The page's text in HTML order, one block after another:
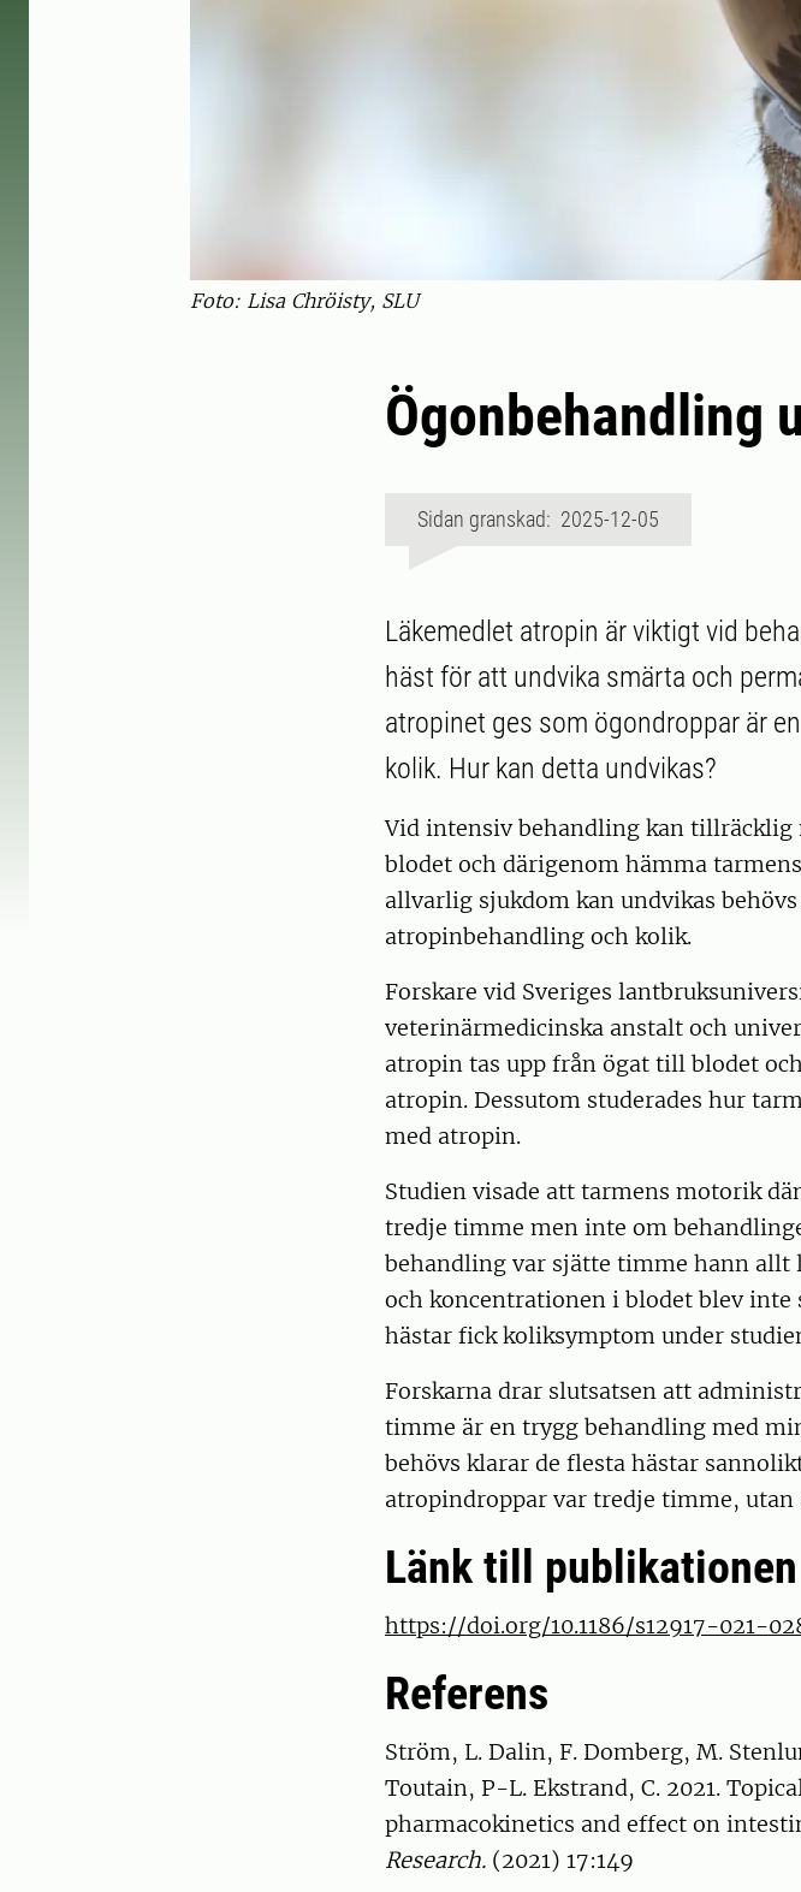
Foto: Lisa Chröisty, SLU
Ögonbehandling
Sidan granskad: 2025-12-05
Läkemedlet atropin är viktigt vid
häst för att undvika smärta och
atropinet ges som ögondroppar är
kolik. Hur kan detta undvikas?
Vid intensiv behandling kan tillräcklig
blodet och därigenom hämma
allvarlig sjukdom kan undvikas
atropinbehandling och kolik.
Forskare vid Sveriges
veterinärmedicinska anstalt och
atropin tas upp från ögat till blodet
atropin. Dessutom studerades hur
med atropin.
Studien visade att tarmens motorik
tredje timme men inte om
behandling var sjätte timme hann allt
och koncentrationen i blodet blev inte
hästar fick koliksymptom under
Forskarna drar slutsatsen att
timme är en trygg behandling med
behövs klarar de flesta hästar
atropindroppar var tredje timme, utan
Länk till publikationen
https://doi.org/10.1186/s12917-021-
Referens
Ström, L. Dalin, F. Domberg, M.
Toutain, P-L. Ekstrand, C. 2021.
pharmacokinetics and effect on
Research. (2021) 17:149